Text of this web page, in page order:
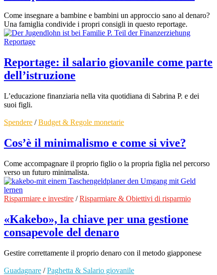
Come insegnare a bambine e bambini un approccio sano al denaro?
Una famiglia condivide i propri consigli in questo reportage.
Reportage
Reportage: il salario giovanile come parte
dell’istruzione
L’educazione finanziaria nella vita quotidiana di Sabrina P. e dei
suoi figli.
Spendere /Budget & Regole monetarie
Cos’è il minimalismo e come si vive?
Come accompagnare il proprio figlio o la propria figlia nel percorso
verso un futuro minimalista.
Risparmiare e investire /Risparmiare & Obiettivi di risparmio
«Kakebo», la chiave per una gestione
consapevole del denaro
Gestire correttamente il proprio denaro con il metodo giapponese
Guadagnare /Paghetta & Salario giovanile